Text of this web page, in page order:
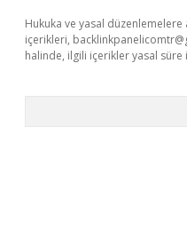
Hukuka ve yasal düzenlemelere
içerikleri,
halinde, ilgili içerikler yasal süre